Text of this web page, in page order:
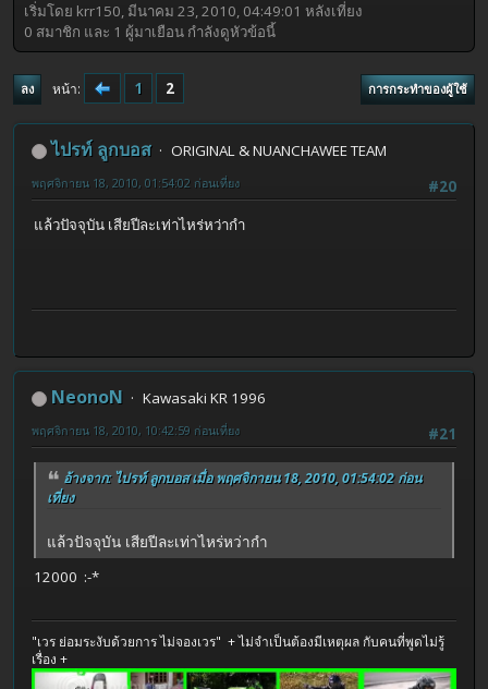
เริ่มโดย krr150, มีนาคม 23, 2010, 04:49:01 หลังเที่ยง
0 สมาชิก และ 1 ผู้มาเยือน กำลังดูหัวข้อนี้
ลง หน้า 1 2 การกระทำของผู้ใช้
ไปรท์ ลูกบอส
ORIGINAL & NUANCHAWEE TEAM
#20
พฤศจิกายน 18, 2010, 01:54:02 ก่อนเที่ยง
แล้วปัจจุบัน เสียปีละเท่าไหร่หว่ากำ
NeonoN
Kawasaki KR 1996
#21
พฤศจิกายน 18, 2010, 10:42:59 ก่อนเที่ยง
อ้างจาก: ไปรท์ ลูกบอส เมื่อ พฤศจิกายน 18, 2010, 01:54:02 ก่อน
เที่ยง
แล้วปัจจุบัน เสียปีละเท่าไหร่หว่ากำ
12000 :-*
"เวร ย่อมระงับด้วยการ ไม่จองเวร" + ไม่จำเป็นต้องมีเหตุผล กับคนที่พูดไม่รู้
เรื่อง +